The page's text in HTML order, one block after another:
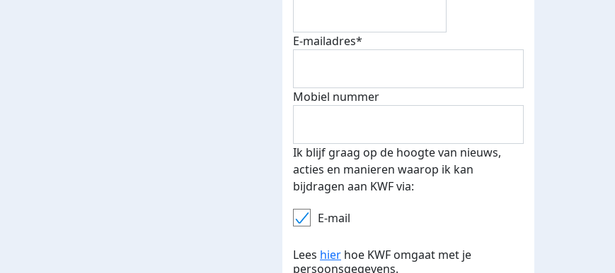
E-mailadres*
Mobiel nummer
Ik blijf graag op de hoogte van nieuws,
acties en manieren waarop ik kan
bijdragen aan KWF via:
E-mail
Lees hier hoe KWF omgaat met je
persoonsgegevens.